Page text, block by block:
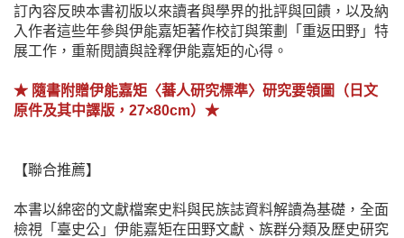
訂內容反映本書初版以來讀者與學界的批評與回饋，以及納
入作者這些年參與伊能嘉矩著作校訂與策劃「重返田野」特
展工作，重新閱讀與詮釋伊能嘉矩的心得。
★ 隨書附贈伊能嘉矩〈蕃人研究標準〉研究要領圖（日文
原件及其中譯版，27×80cm）★
【聯合推薦】
本書以綿密的文獻檔案史料與民族誌資料解讀為基礎，全面
檢視「臺史公」伊能嘉矩在田野文獻、族群分類及歷史研究